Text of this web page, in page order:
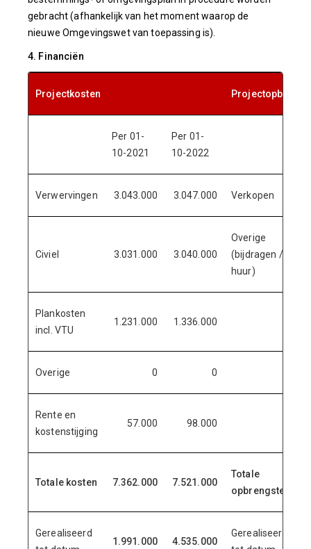
gebracht (afhankelijk van het moment waarop de
nieuwe Omgevingswet van toepassing is).
4. Financiën
Projectkosten
Per 01-
10-2021
Per 01-
10-2022
Verwervingen 3.043.000 3.047.000 Verkopen
Civiel 3.031.000 3.040.000
Overige
(bijdragen /
huur)
Plankosten
incl. VTU
1.231.000 1.336.000
Overige 0 0
Rente en
kostenstijging
57.000 98.000
Totale kosten 7.362.000 7.521.000
Totale
opbrengsten
Gerealiseerd
1.991.000 4.535.000
Gerealiseerd